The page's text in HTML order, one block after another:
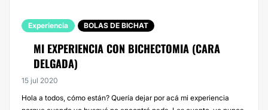
Experiencia BOLAS DE BICHAT
MI EXPERIENCIA CON BICHECTOMIA (CARA
DELGADA)
15 jul 2020
Hola a todos, cómo están? Quería dejar por acá mi experiencia